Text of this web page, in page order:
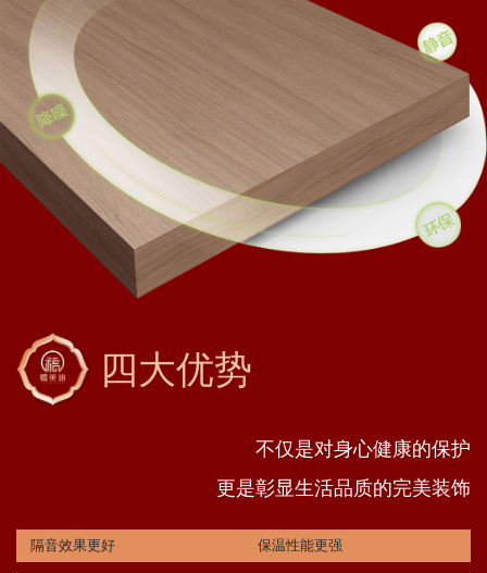
四大优势
不仅是对身心健康的保护
更是彰显生活品质的完美装饰
隔音效果更好 保温性能更强